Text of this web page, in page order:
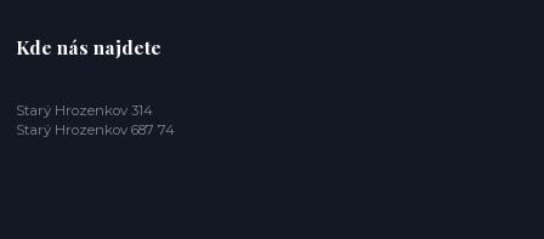
Kde nás najdete
Starý Hrozenkov 314
Starý Hrozenkov 687 74